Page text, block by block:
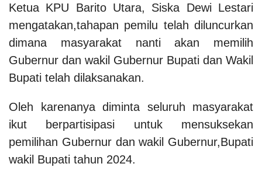
Ketua KPU Barito Utara, Siska Dewi Lestari
mengatakan,tahapan pemilu telah diluncurkan
dimana masyarakat nanti akan memilih
Gubernur dan wakil Gubernur Bupati dan Wakil
Bupati telah dilaksanakan.
Oleh karenanya diminta seluruh masyarakat
ikut berpartisipasi untuk mensuksekan
pemilihan Gubernur dan wakil Gubernur,Bupati
wakil Bupati tahun 2024.